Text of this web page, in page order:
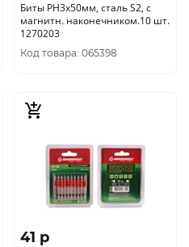
Биты PH3х50мм, сталь S2, с
магнитн. наконечником.10 шт.
1270203
Код товара: 065398
41 p